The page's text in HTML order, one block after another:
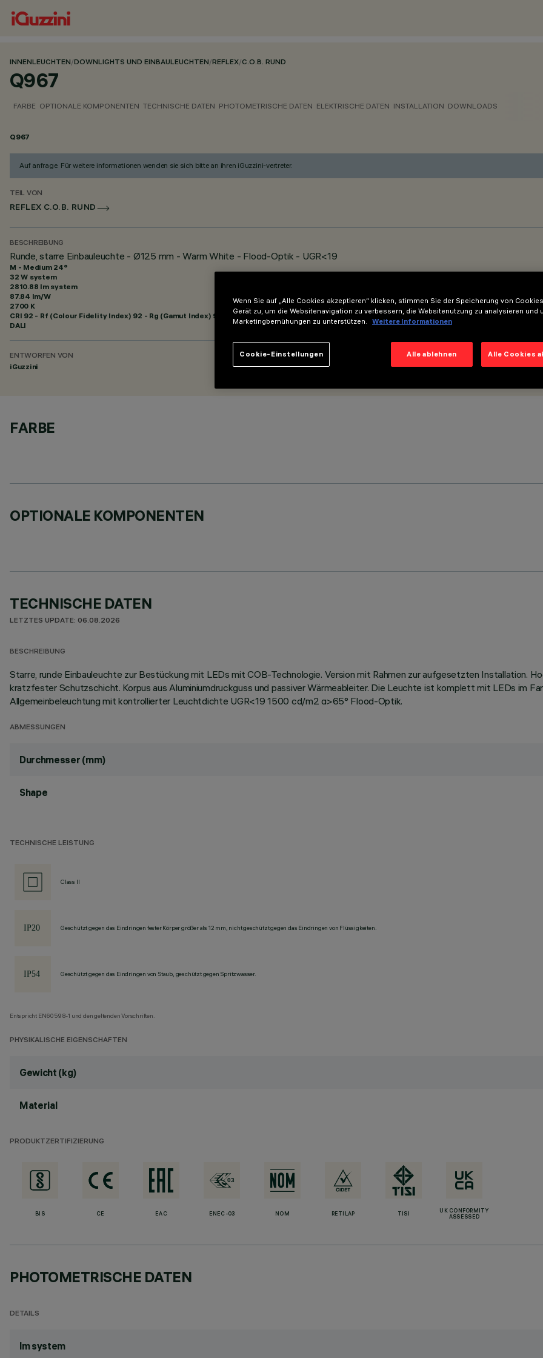
INNENLEUCHTEN/DOWNLIGHTS UND EINBAULEUCHTEN/REFLEX/C.O.B. RUND
Q967
FARBE OPTIONALE KOMPONENTEN TECHNISCHE DATEN PHOTOMETRISCHE DATEN ELEKTRISCHE DATEN INSTALLATION DOWNLOADS
Q967
Auf anfrage. Für weitere informationen wenden sie sich bitte an ihren iGuzzini-vertreter.
TEIL VON
REFLEX C.O.B. RUND
BESCHREIBUNG
Runde, starre Einbauleuchte - Ø125 mm - Warm White - Flood-Optik - UGR<19
M - Medium 24°
32 W system
2810.88 lm system
87.84 lm/W
2700 K
CRI 92 - Rf (Colour Fidelity Index) 92 - Rg (Gamut Index) 99
DALI
ENTWORFEN VON
iGuzzini
FARBE
OPTIONALE KOMPONENTEN
TECHNISCHE DATEN
LETZTES UPDATE: 06.08.2026
BESCHREIBUNG
Starre, runde Einbauleuchte zur Bestückung mit LEDs mit COB-Technologie. Version mit Rahmen zur aufgesetzten Installation.
kratzfester Schutzschicht. Korpus aus Aluminiumdruckguss und passiver Wärmeableiter. Die Leuchte ist komplett mit LEDs im
Allgemeinbeleuchtung mit kontrollierter Leuchtdichte UGR<19 1500 cd/m2 α>65° Flood-Optik.
ABMESSUNGEN
Durchmesser (mm)
Shape
TECHNISCHE LEISTUNG
Class II
Geschützt gegen das Eindringen fester Körper größer als 12 mm, nicht geschützt gegen das Eindringen von Flüssigkeiten.
Geschützt gegen das Eindringen von Staub, geschützt gegen Spritzwasser.
Entspricht EN60598-1 und den geltenden Vorschriften.
PHYSIKALISCHE EIGENSCHAFTEN
Gewicht (kg)
Material
PRODUKTZERTIFIZIERUNG
BIS CE EAC ENEC-03 NOM RETILAP TISI
UK CONFORMITY
ASSESSED
PHOTOMETRISCHE DATEN
DETAILS
lm system
Wenn Sie auf „Alle Cookies akzeptieren“ klicken, stimmen Sie der Speicherung von
Gerät zu, um die Websitenavigation zu verbessern, die Websitenutzung zu analysieren und
Marketingbemühungen zu unterstützen.
Weitere Informationen
Alle ablehnen Alle Cookies
Cookie-Einstellungen